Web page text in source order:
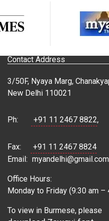
Contact Address
3/50F, Nyaya Marg,
New Delhi 110021
Ph: +91 11 2467 8822,
Fax:
+91 11 2467 8824
Email: myandelhi@gmail.com
Office Hours:
Monday to Friday (9:30 am –
To view in Burmese, please